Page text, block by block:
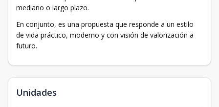
mediano o largo plazo.
En conjunto, es una propuesta que responde a un estilo
de vida práctico, moderno y con visión de valorización a
futuro.
Unidades